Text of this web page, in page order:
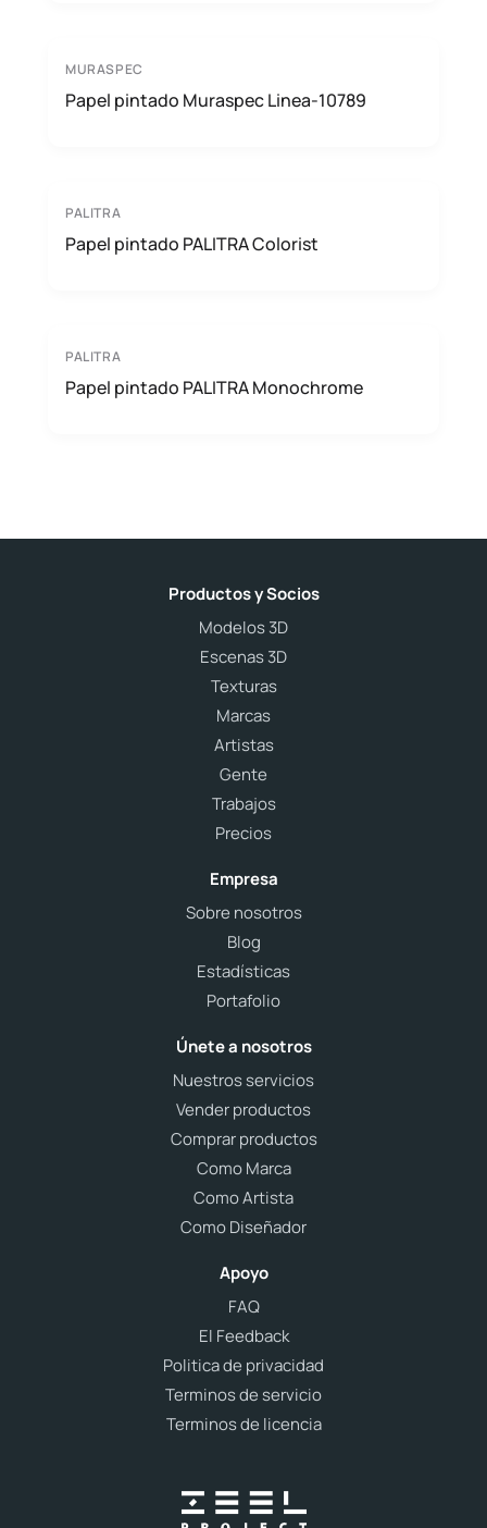
MURASPEC
Papel pintado Muraspec Linea-10789
PALITRA
Papel pintado PALITRA Colorist
PALITRA
Papel pintado PALITRA Monochrome
Productos y Socios
Modelos 3D
Escenas 3D
Texturas
Marcas
Artistas
Gente
Trabajos
Precios
Empresa
Sobre nosotros
Blog
Estadísticas
Portafolio
Únete a nosotros
Nuestros servicios
Vender productos
Comprar productos
Como Marca
Como Artista
Como Diseñador
Apoyo
FAQ
El Feedback
Politica de privacidad
Terminos de servicio
Terminos de licencia